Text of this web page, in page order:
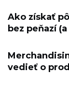
Ako získať
bez peňazí
vedieť o